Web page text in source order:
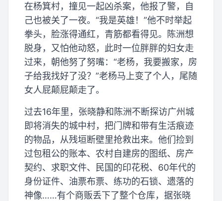
在杨箕村，撞见一起凶杀案，他报了警，自
己也被关了一夜。“我是英雄！”他不时举起
拳头，脸涨得通红，青筋都看得见。陈洲想
脱身，又怕他动怒，此时一位胖胖的妇女走
过来，朝他努了努嘴：“老杨，我要搬家，房
子给我找好了没？”老杨马上变了个人，尾随
女人屁颠屁颠走了。
过去16年里，张晓静和陈洲不断探访广州城
即将消失的城中村，把门牌和带有生活痕迹
的物品，从残垣断壁里抢救出来。他们捡到
过包租公的账本、农村自建房的图纸、房产
契约、求职文件、民国的印花税、60年代的
身份证件、油票布票、练功的石锁、遗落的
神像……有个商贩丢下了整个仓库，据张晓